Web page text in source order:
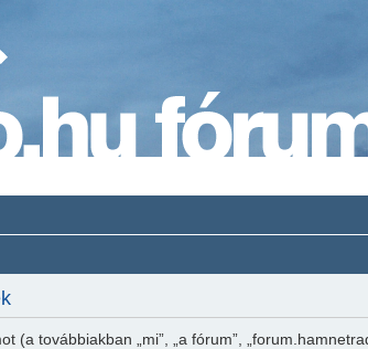
(a továbbiakban „mi”, „a fórum”,